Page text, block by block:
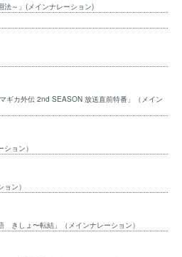
法～」(メインナレーション)
ギカ外伝 2nd SEASON 放送直前特番」（メイン
ョン）
ン）
きしょ〜転結」（メインナレーション）